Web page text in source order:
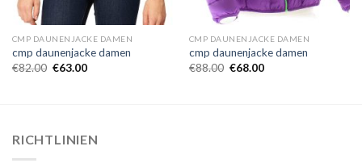
CMP DAUNENJACKE DAMEN
cmp daunenjacke damen
€82.00 €63.00
CMP DAUNENJACKE DAMEN
cmp daunenjacke damen
€88.00 €68.00
RICHTLINIEN